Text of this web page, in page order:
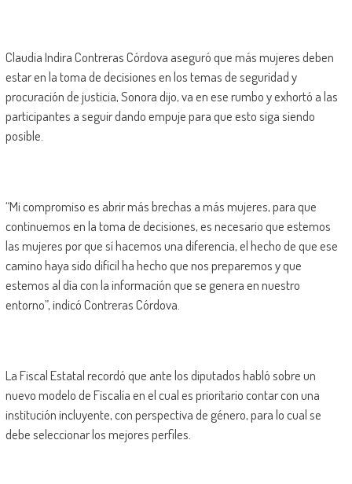
Claudia Indira Contreras Córdova aseguró que más mujeres deben
estar en la toma de decisiones en los temas de seguridad y
procuración de justicia, Sonora dijo, va en ese rumbo y exhortó a las
participantes a seguir dando empuje para que esto siga siendo
posible.
“Mi compromiso es abrir más brechas a más mujeres, para que
continuemos en la toma de decisiones, es necesario que estemos
las mujeres por que sí hacemos una diferencia, el hecho de que ese
camino haya sido difícil ha hecho que nos preparemos y que
estemos al día con la información que se genera en nuestro
entorno”, indicó Contreras Córdova.
La Fiscal Estatal recordó que ante los diputados habló sobre un
nuevo modelo de Fiscalía en el cual es prioritario contar con una
institución incluyente, con perspectiva de género, para lo cual se
debe seleccionar los mejores perfiles.